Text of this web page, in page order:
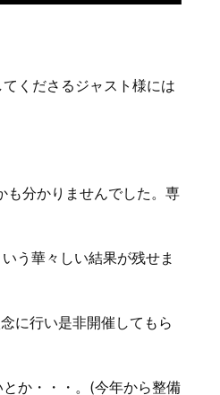
くださるジャスト様には
も分かりませんでした。専
う華々しい結果が残せま
に行い是非開催してもら
か・・・。(今年から整備